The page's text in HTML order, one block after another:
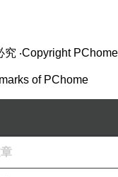
究 ‧Copyright PChome
of PChome